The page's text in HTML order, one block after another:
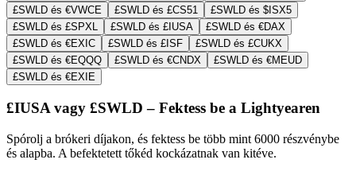
£SWLD és €VWCE
£SWLD és £CS51
£SWLD és $ISX5
£SWLD és £SPXL
£SWLD és £IUSA
£SWLD és €DAX
£SWLD és €EXIC
£SWLD és £ISF
£SWLD és £CUKX
£SWLD és €EQQQ
£SWLD és €CNDX
£SWLD és €MEUD
£SWLD és €EXIE
£IUSA vagy £SWLD – Fektess be a Lightyearen
Spórolj a brókeri díjakon, és fektess be több mint 6000 részvénybe
és alapba. A befektetett tőkéd kockázatnak van kitéve.